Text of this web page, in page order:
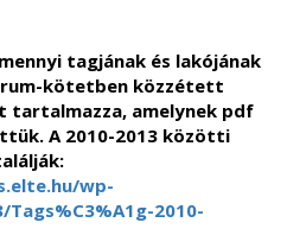
tagjának és lakójának
kötetben közzétett
tartalmazza, amelynek pdf
A 2010-2013 közötti
wp-
2010-